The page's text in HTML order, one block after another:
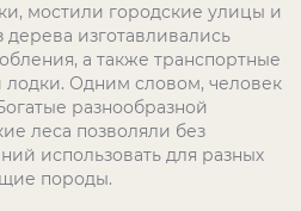
мостили городские улицы и
изготавливались
а также транспортные
лодки. Одним словом, человек
разнообразной
леса позволяли без
использовать для разных
породы.